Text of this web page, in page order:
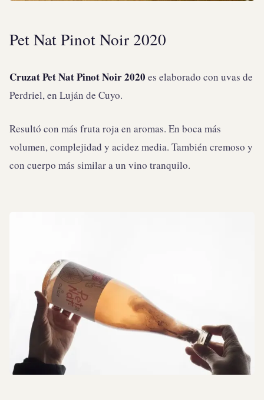
Pet Nat Pinot Noir 2020
Cruzat Pet Nat Pinot Noir 2020 es elaborado con uvas de
Perdriel, en Luján de Cuyo.
Resultó con más fruta roja en aromas. En boca más
volumen, complejidad y acidez media. También cremoso y
con cuerpo más similar a un vino tranquilo.